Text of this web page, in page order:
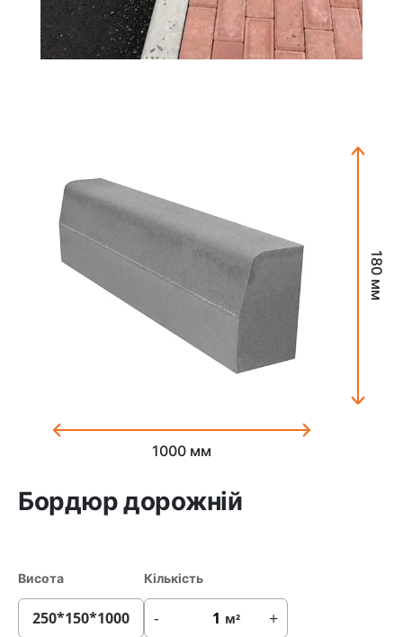
Бордюр дорожній
Висота Кількість
- м² +
1000 мм
180 мм